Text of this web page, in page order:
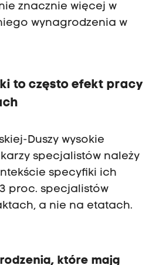
znacznie więcej w
wynagrodzenia w
to często efekt pracy
Duszy wysokie
specjalistów należy
specyfiki ich
proc. specjalistów
a nie na etatach.
które mają